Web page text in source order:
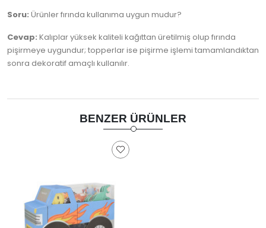
Soru: Ürünler fırında kullanıma uygun mudur?
Cevap: Kalıplar yüksek kaliteli kağıttan üretilmiş olup fırında
pişirmeye uygundur; topperlar ise pişirme işlemi tamamlandıktan
sonra dekoratif amaçlı kullanılır.
BENZER ÜRÜNLER